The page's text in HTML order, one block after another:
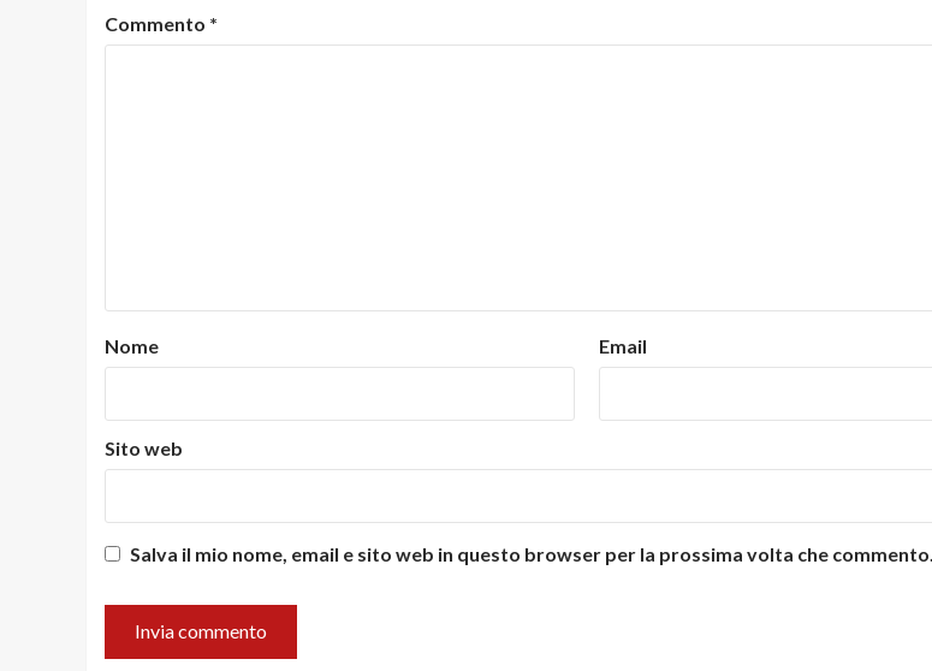
Commento *
Nome Email
Sito web
Salva il mio nome, email e sito web in questo browser per la prossima volta che commento.